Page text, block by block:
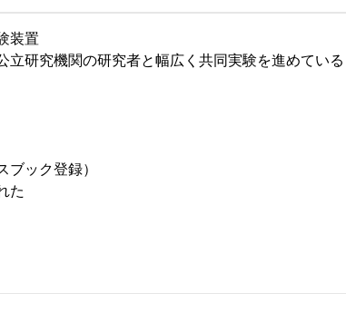
装置
研究機関の研究者と幅広く共同実験を進めている
ック登録）
た